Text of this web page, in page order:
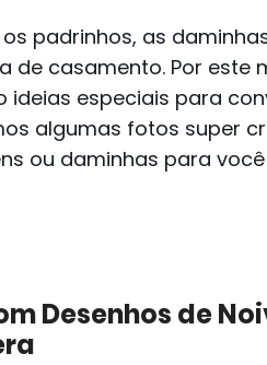
padrinhos, as
de casamento. Por este
ideias especiais para
algumas fotos super
ou daminhas para
Desenhos de